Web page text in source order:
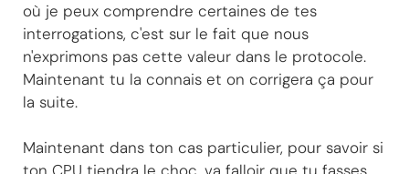
où je peux comprendre certaines de tes
interrogations, c'est sur le fait que nous
n'exprimons pas cette valeur dans le protocole.
Maintenant tu la connais et on corrigera ça pour
la suite.
Maintenant dans ton cas particulier, pour savoir si